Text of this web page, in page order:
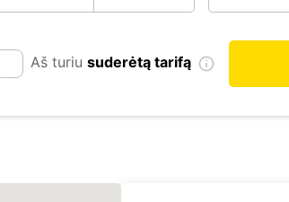
Aš turiu suderėtą tarifą